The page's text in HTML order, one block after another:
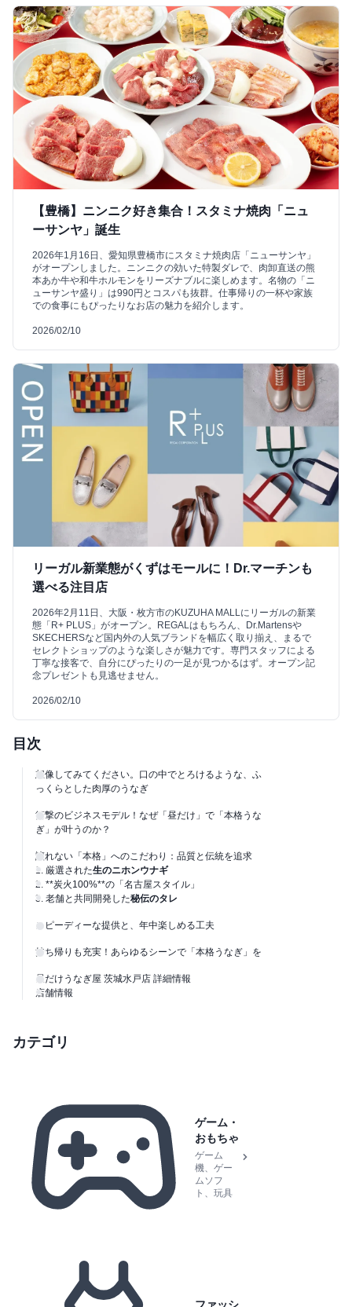
【豊橋】ニンニク好き集合！スタミナ焼肉「ニュ
ーサンヤ」誕生
2026年1月16日、愛知県豊橋市にスタミナ焼肉店「ニューサンヤ」
がオープンしました。ニンニクの効いた特製ダレで、肉卸直送の熊
本あか牛や和牛ホルモンをリーズナブルに楽しめます。名物の「ニ
ューサンヤ盛り」は990円とコスパも抜群。仕事帰りの一杯や家族
での食事にもぴったりなお店の魅力を紹介します。
2026/02/10
リーガル新業態がくずはモールに！Dr.マーチンも
選べる注目店
2026年2月11日、大阪・枚方市のKUZUHA MALLにリーガルの新業
態「R+ PLUS」がオープン。REGALはもちろん、Dr.Martensや
SKECHERSなど国内外の人気ブランドを幅広く取り揃え、まるで
セレクトショップのような楽しさが魅力です。専門スタッフによる
丁寧な接客で、自分にぴったりの一足が見つかるはず。オープン記
念プレゼントも見逃せません。
2026/02/10
目次
想像してみてください。口の中でとろけるような、ふ
っくらとした肉厚のうなぎ
衝撃のビジネスモデル！なぜ「昼だけ」で「本格うな
ぎ」が叶うのか？
譲れない「本格」へのこだわり：品質と伝統を追求
1. 厳選された生のニホンウナギ
2. **炭火100%**の「名古屋スタイル」
3. 老舗と共同開発した秘伝のタレ
スピーディーな提供と、年中楽しめる工夫
持ち帰りも充実！あらゆるシーンで「本格うなぎ」を
昼だけうなぎ屋 茨城水戸店 詳細情報
店舗情報
カテゴリ
ゲーム・
おもちゃ
ゲーム
機、ゲー
ムソフ
ト、玩具
ファッシ